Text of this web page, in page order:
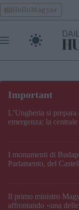
Skip
to
content
HelloMagyar
L’Ungheria si
emergenza; la
I monumenti di
Parlamento, del
Il primo ministro
affrontando «una